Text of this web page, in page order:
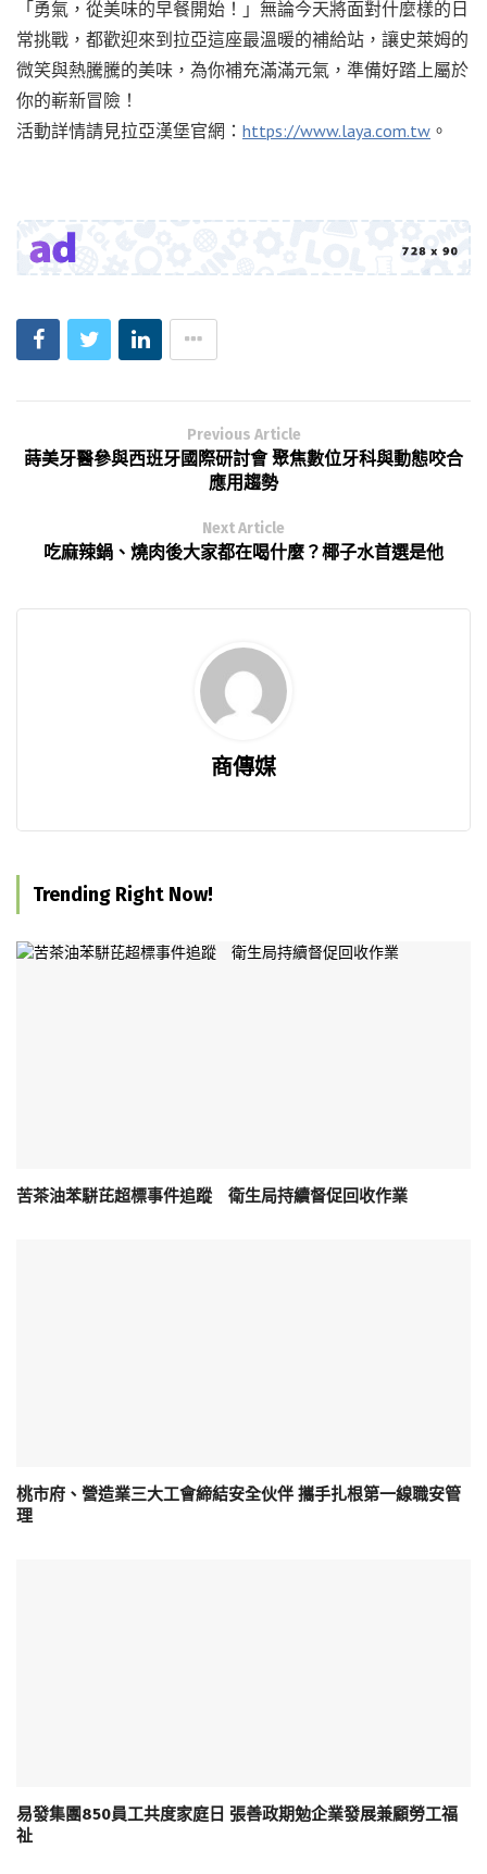
「勇氣，從美味的早餐開始！」無論今天將面對什麼樣的日
常挑戰，都歡迎來到拉亞這座最溫暖的補給站，讓史萊姆的
微笑與熱騰騰的美味，為你補充滿滿元氣，準備好踏上屬於
你的嶄新冒險！
活動詳情請見拉亞漢堡官網： https://www.laya.com.tw 。
Previous Article
蒔美牙醫參與西班牙國際研討會 聚焦數位牙科與動態咬合
應用趨勢
Next Article
吃麻辣鍋、燒肉後大家都在喝什麼？椰子水首選是他
商傳媒
Trending Right Now!
苦茶油苯駢芘超標事件追蹤 衛生局持續督促回收作業
桃市府、營造業三大工會締結安全伙伴 攜手扎根第一線職安管
理
易發集團850員工共度家庭日 張善政期勉企業發展兼顧勞工福
祉